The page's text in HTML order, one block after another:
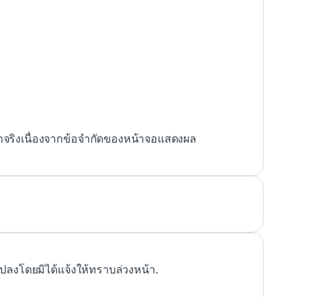
ริงเนื่องจากข้อจำกัดของหน้าจอแสดงผล
ลงโดยมิได้แจ้งให้ทราบล่วงหน้า.